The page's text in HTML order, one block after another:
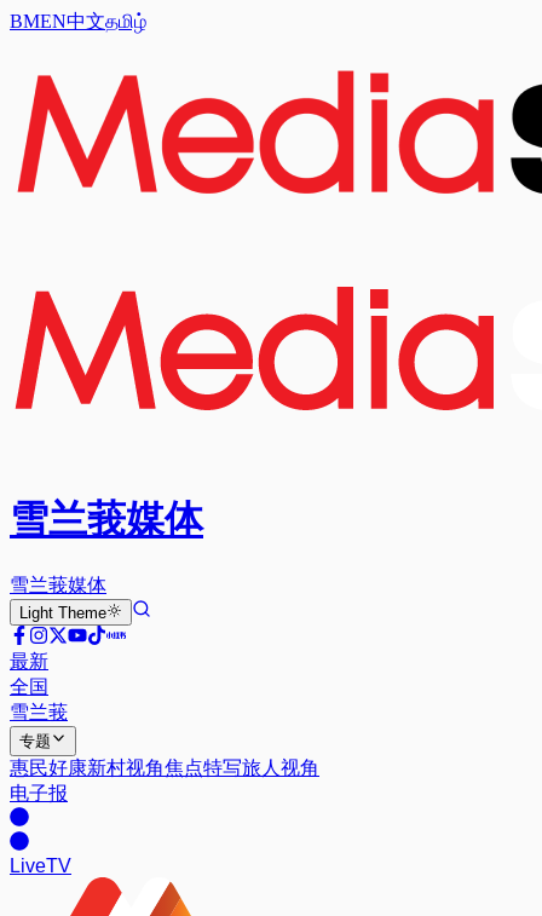
BMEN中文தமிழ்
雪兰莪媒体
雪兰莪媒体
Light Theme
最新
全国
雪兰莪
专题
惠民好康新村视角焦点特写旅人视角
电子报
LiveTV